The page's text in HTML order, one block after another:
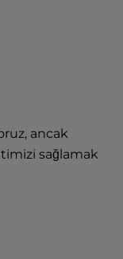
ancak
sağlamak